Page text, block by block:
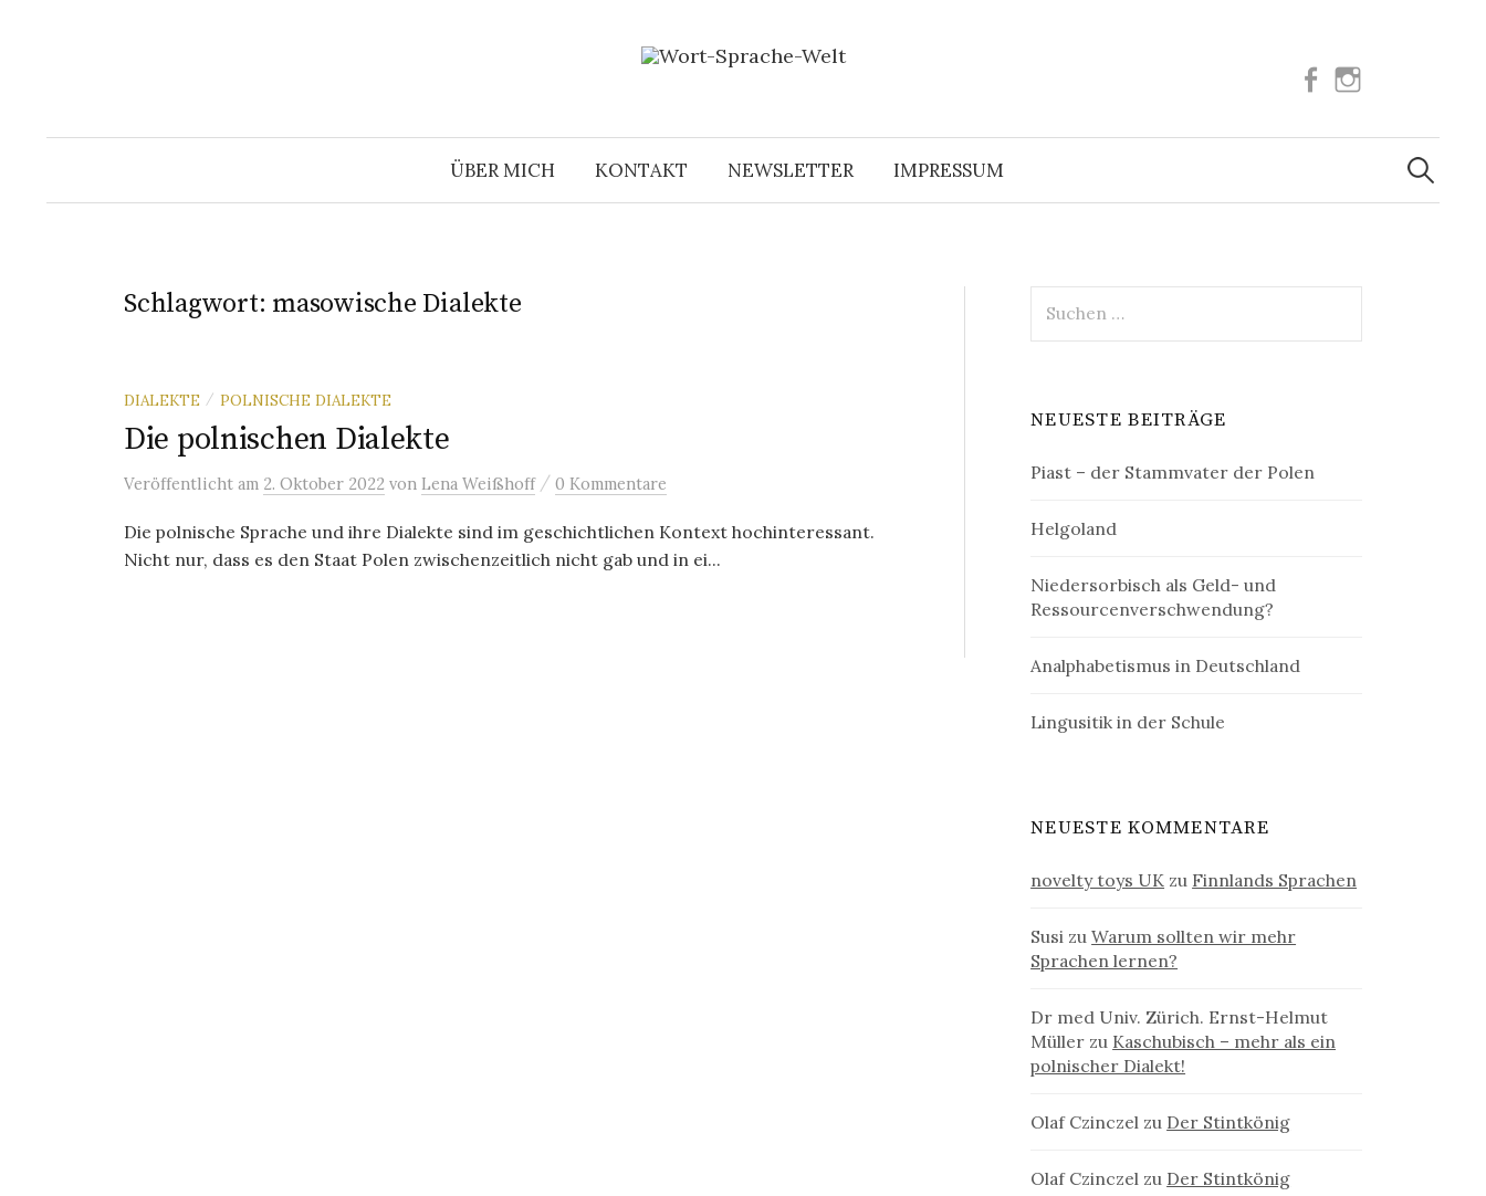
Facebook
ÜBER MICH KONTAKT NEWSLETTER IMPRESSUM
Suchen
nach:
Schlagwort: masowische Dialekte
DIALEKTE / POLNISCHE DIALEKTE
Die polnischen Dialekte
Veröffentlicht am 2. Oktober 2022 von Lena Weißhoff / 0 Kommentare
Die polnische Sprache und ihre Dialekte sind im geschichtlichen Kontext hochinteressant.
Nicht nur, dass es den Staat Polen zwischenzeitlich nicht gab und in ei...
nach:
NEUESTE BEITRÄGE
Piast – der Stammvater der Polen
Helgoland
Niedersorbisch als Geld- und
Ressourcenverschwendung?
Analphabetismus in Deutschland
Lingusitik in der Schule
NEUESTE KOMMENTARE
novelty toys UK zu Finnlands Sprachen
Susi zuWarum sollten wir mehr
Sprachen lernen?
Dr med Univ. Zürich. Ernst-Helmut
Müller zu Kaschubisch – mehr als ein
polnischer Dialekt!
Olaf Czinczel zu Der Stintkönig
Olaf Czinczel zu Der Stintkönig